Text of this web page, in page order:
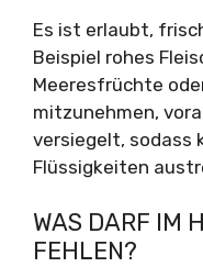
Es ist erlaubt,
Beispiel rohes
Meeresfrüchte
mitzunehmen,
versiegelt, sodass
Flüssigkeiten
WAS DARF IM
FEHLEN?